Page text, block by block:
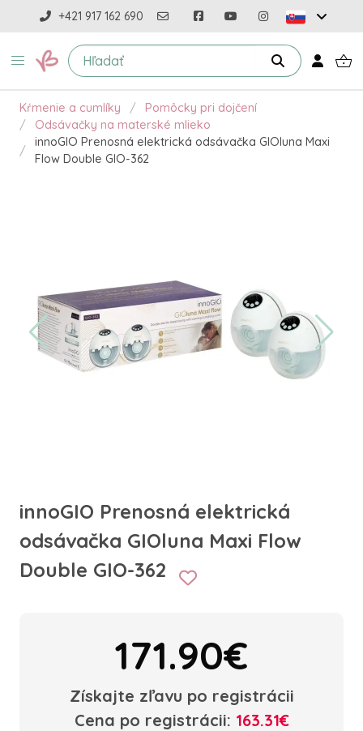
+421 917 162 690
Kŕmenie a cumlíky
Pomôcky pri dojčení
Odsávačky na materské mlieko
innoGIO Prenosná elektrická odsávačka GIOluna Maxi
Flow Double GIO-362
innoGIO Prenosná elektrická
odsávačka GIOluna Maxi Flow
Double GIO-362
171.90€
Získajte zľavu po registrácii
Cena po registrácii: 163.31€